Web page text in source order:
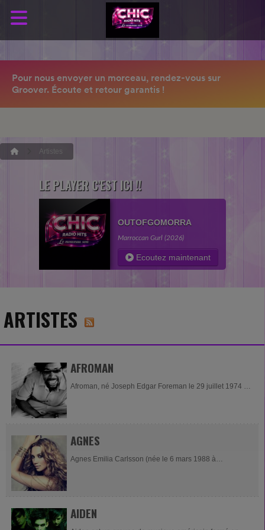
Artistes
LE PLAYER C'EST ICI !!
OUTOFGOMORRA
Marroccan Gurl (2026)
Ecoutez maintenant
ARTISTES
AFROMAN
Afroman, né Joseph Edgar Foreman le 29 juillet 1974 à
AGNES
Agnes Emilia Carlsson (née le 6 mars 1988 à
AIDEN